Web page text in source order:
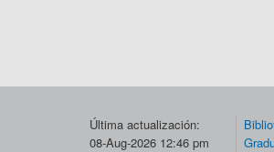
Última actualización:
08-Aug-2026 12:46 pm